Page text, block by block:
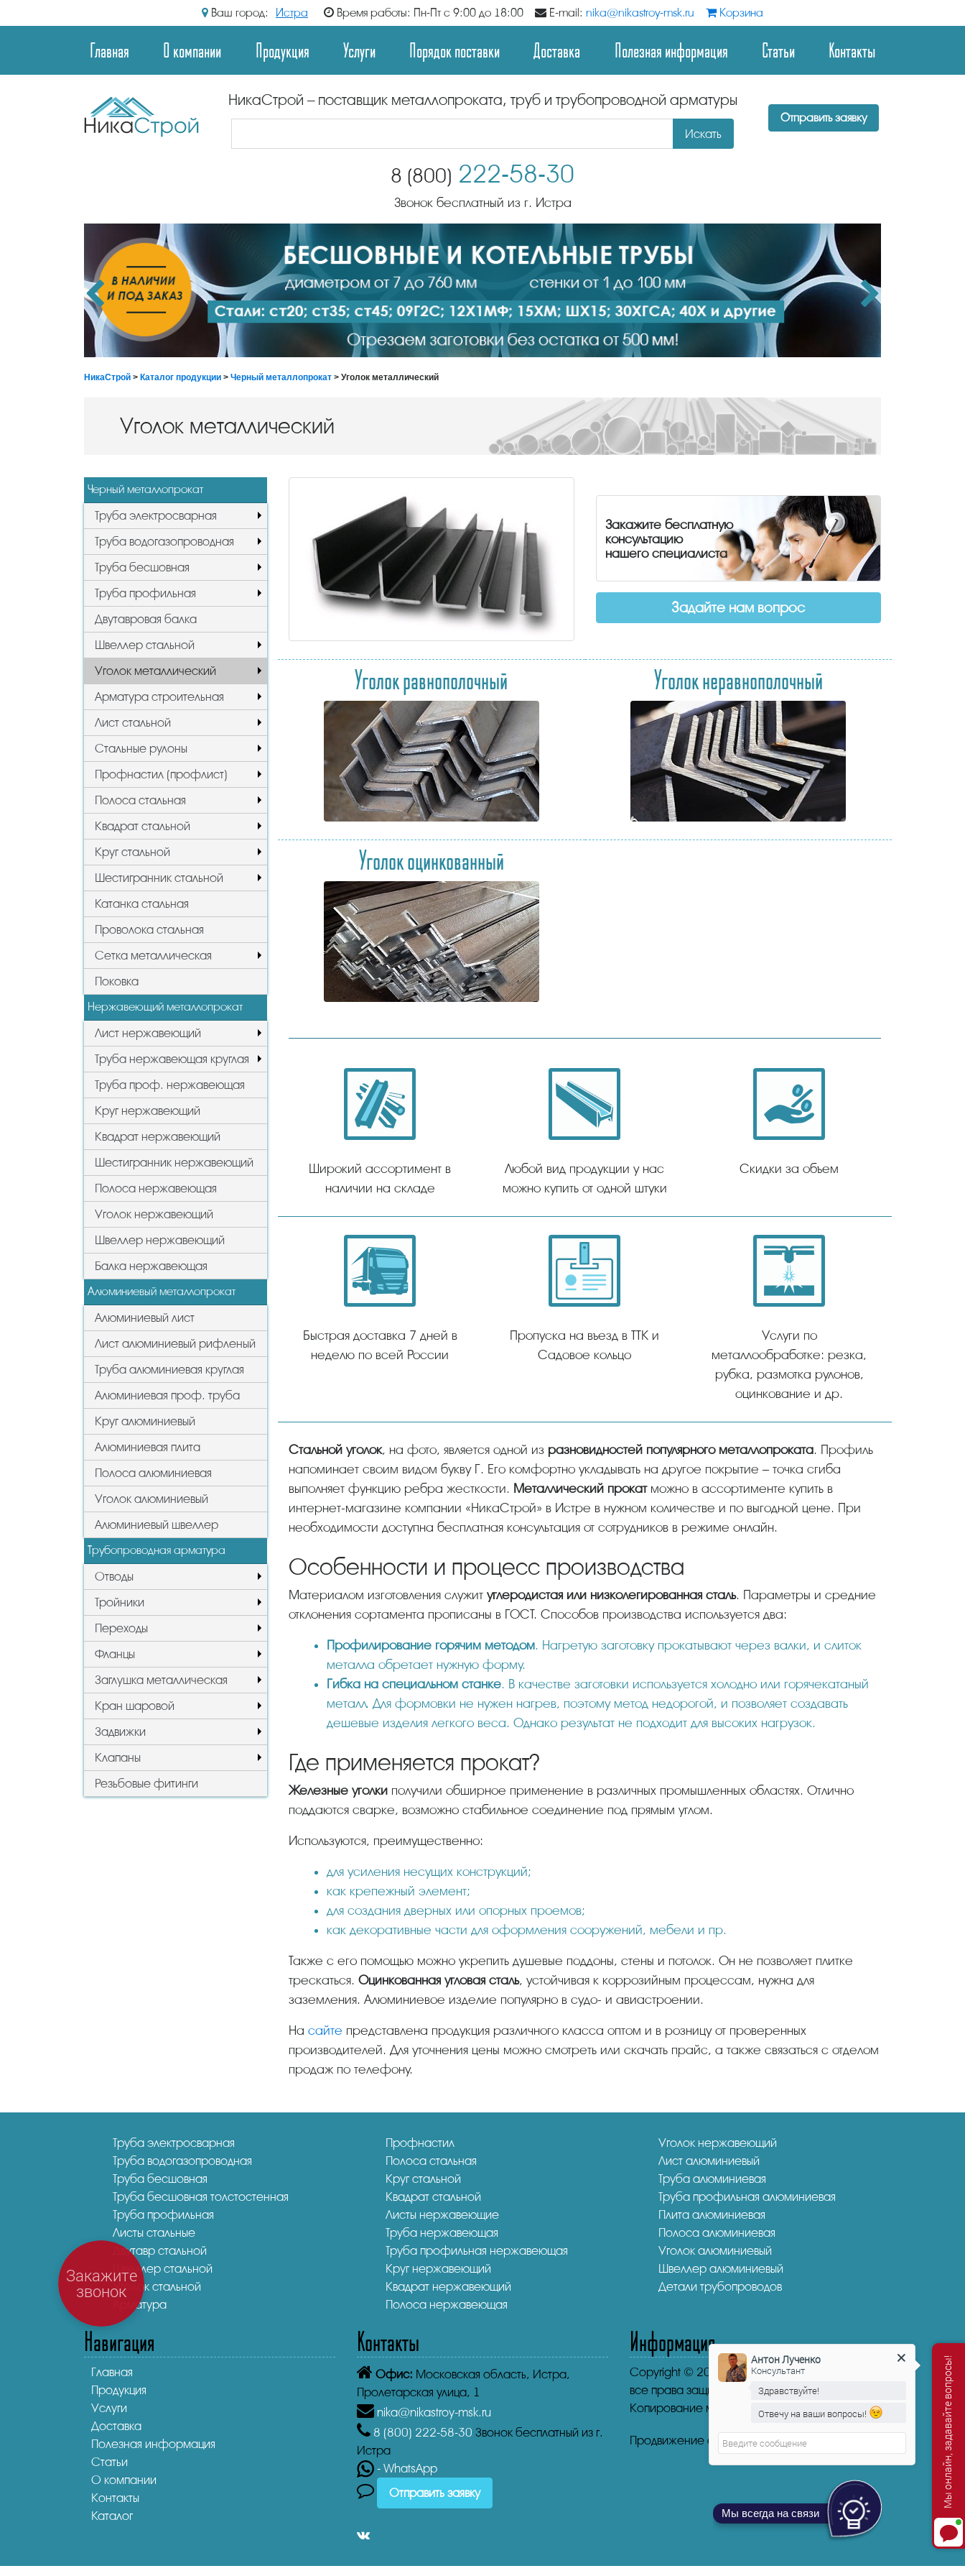
Ваш город: Истра Время работы: Пн-Пт с 9:00 до 18:00 E-mail: nika@nikastroy-msk.ru Корзина
Главная О компании Продукция Услуги Порядок поставки Доставка Полезная информация Статьи Контакты
НикаСтрой – поставщик металлопроката, труб и трубопроводной арматуры
Искать
Отправить заявку
8 (800) 222-58-30
Звонок бесплатный из г. Истра
НикаСтрой > Каталог продукции > Черный металлопрокат > Уголок металлический
Уголок металлический
Черный металлопрокат
Труба электросварная
Труба водогазопроводная
Труба бесшовная
Труба профильная
Двутавровая балка
Швеллер стальной
Уголок металлический
Арматура строительная
Лист стальной
Стальные рулоны
Профнастил (профлист)
Полоса стальная
Квадрат стальной
Круг стальной
Шестигранник стальной
Катанка стальная
Проволока стальная
Сетка металлическая
Поковка
Нержавеющий металлопрокат
Лист нержавеющий
Труба нержавеющая круглая
Труба проф. нержавеющая
Круг нержавеющий
Квадрат нержавеющий
Шестигранник нержавеющий
Полоса нержавеющая
Уголок нержавеющий
Швеллер нержавеющий
Балка нержавеющая
Алюминиевый металлопрокат
Алюминиевый лист
Лист алюминиевый рифленый
Труба алюминиевая круглая
Алюминиевая проф. труба
Круг алюминиевый
Алюминиевая плита
Полоса алюминиевая
Уголок алюминиевый
Алюминиевый швеллер
Трубопроводная арматура
Отводы
Тройники
Переходы
Фланцы
Заглушка металлическая
Кран шаровой
Задвижки
Клапаны
Резьбовые фитинги
Закажите бесплатную
консультацию
нашего специалиста
Задайте нам вопрос
Уголок равнополочный Уголок неравнополочный
Уголок оцинкованный
Широкий ассортимент в
наличии на складе
Любой вид продукции у нас
можно купить от одной штуки
Скидки за объем
Быстрая доставка 7 дней в
неделю по всей России
Пропуска на въезд в ТТК и
Садовое кольцо
Услуги по
металлообработке: резка,
рубка, размотка рулонов,
оцинкование и др.
Стальной уголок, на фото, является одной из разновидностей популярного металлопроката. Профиль
напоминает своим видом букву Г. Его комфортно укладывать на другое покрытие – точка сгиба
выполняет функцию ребра жесткости. Металлический прокатможно в ассортименте купить в
интернет-магазине компании «НикаСтрой» в Истре в нужном количестве и по выгодной цене. При
необходимости доступна бесплатная консультация от сотрудников в режиме онлайн.
Особенности и процесс производства
Материалом изготовления служит углеродистая или низколегированная сталь. Параметры и средние
отклонения сортамента прописаны в ГОСТ. Способов производства используется два:
Профилирование горячим методом. Нагретую заготовку прокатывают через валки, и слиток
металла обретает нужную форму.
Гибка на специальном станке. В качестве заготовки используется холодно или горячекатаный
металл. Для формовки не нужен нагрев, поэтому метод недорогой, и позволяет создавать
дешевые изделия легкого веса. Однако результат не подходит для высоких нагрузок.
Где применяется прокат?
Железные уголки получили обширное применение в различных промышленных областях. Отлично
поддаются сварке, возможно стабильное соединение под прямым углом.
Используются, преимущественно:
для усиления несущих конструкций;
как крепежный элемент;
для создания дверных или опорных проемов;
как декоративные части для оформления сооружений, мебели и пр.
Также с его помощью можно укрепить душевые поддоны, стены и потолок. Он не позволяет плитке
трескаться. Оцинкованная угловая сталь, устойчивая к коррозийным процессам, нужна для
заземления. Алюминиевое изделие популярно в судо- и авиастроении.
На сайте представлена продукция различного класса оптом и в розницу от проверенных
производителей. Для уточнения цены можно смотреть или скачать прайс, а также связаться с отделом
продаж по телефону.
Труба электросварная
Труба водогазопроводная
Труба бесшовная
Труба бесшовная толстостенная
Труба профильная
Листы стальные
Двутавр стальной
Швеллер стальной
Уголок стальной
Арматура
Профнастил
Полоса стальная
Круг стальной
Квадрат стальной
Листы нержавеющие
Труба нержавеющая
Труба профильная нержавеющая
Круг нержавеющий
Квадрат нержавеющий
Полоса нержавеющая
Уголок нержавеющий
Лист алюминиевый
Труба алюминиевая
Труба профильная алюминиевая
Плита алюминиевая
Полоса алюминиевая
Уголок алюминиевый
Швеллер алюминиевый
Детали трубопроводов
Навигация
Главная
Продукция
Услуги
Доставка
Полезная информация
Статьи
О компании
Контакты
Каталог
Контакты
Офис: Московская область, Истра,
Пролетарская улица, 1
nika@nikastroy-msk.ru
8 (800) 222-58-30 Звонок бесплатный из г.
Истра
- WhatsApp
Отправить заявку
Информация
Copyright © 2016-2026."НикаСтрой"
все права защищены.
Копирование материала запрещено.
Продвижение сайта от mosseo.ru
Мы всегда на связи
Закажите
звонок
Мы онлайн, задавайте вопросы!
Антон Лученко
Консультант
Здравствуйте!
Отвечу на ваши вопросы!
Антон Лученкопечатает...